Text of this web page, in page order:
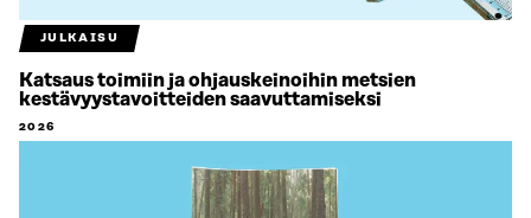
JULKAISU
Katsaus toimiin ja ohjauskeinoihin metsien
kestävyystavoitteiden saavuttamiseksi
2026